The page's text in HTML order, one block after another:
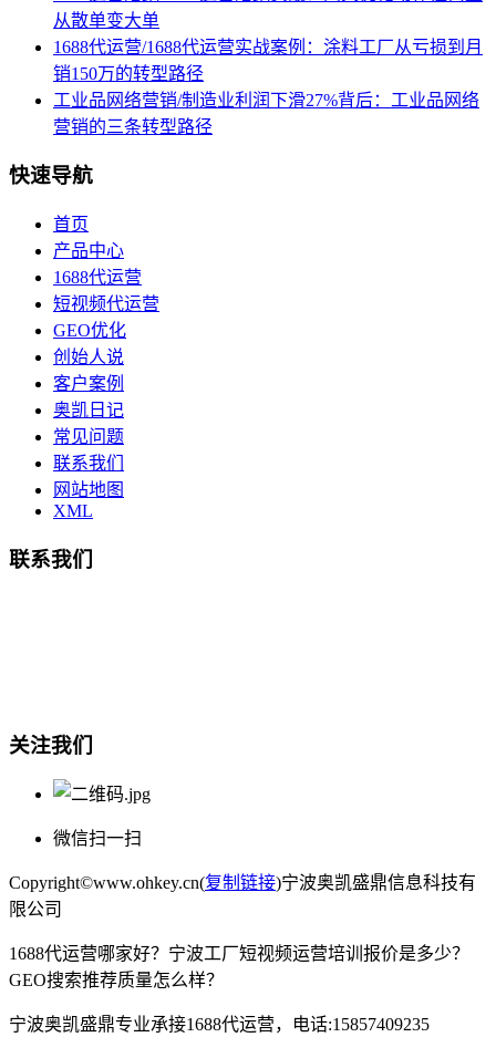
从散单变大单
1688代运营/1688代运营实战案例：涂料工厂从亏损到月
销150万的转型路径
工业品网络营销/制造业利润下滑27%背后：工业品网络
营销的三条转型路径
快速导航
首页
产品中心
1688代运营
短视频代运营
GEO优化
创始人说
客户案例
奥凯日记
常见问题
联系我们
网站地图
XML
联系我们
关注我们
微信扫一扫
Copyright©www.ohkey.cn(复制链接)宁波奥凯盛鼎信息科技有
限公司
1688代运营哪家好？宁波工厂短视频运营培训报价是多少？
GEO搜索推荐质量怎么样？
宁波奥凯盛鼎专业承接1688代运营，电话:15857409235